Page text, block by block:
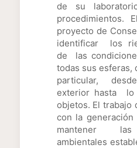
de su
procedimientos.
proyecto de
identificar los
de las
todas sus esferas,
particular,
exterior hasta lo
objetos. El trabajo
con la
mantener las
ambientales